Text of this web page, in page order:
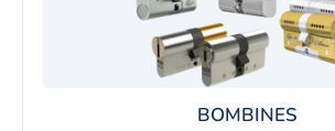
BOMBINES